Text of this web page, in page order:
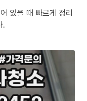
있을 때 빠르게 정리
.